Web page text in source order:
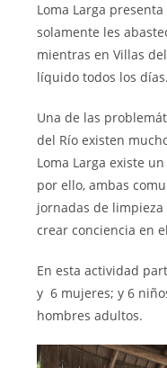
Loma Larga
solamente les
mientras en Villas
líquido todos los días.
Una de las
del Río existen
Loma Larga existe
por ello, ambas
jornadas de
crear conciencia en
En esta actividad
y 6 mujeres; y 6
hombres adultos.